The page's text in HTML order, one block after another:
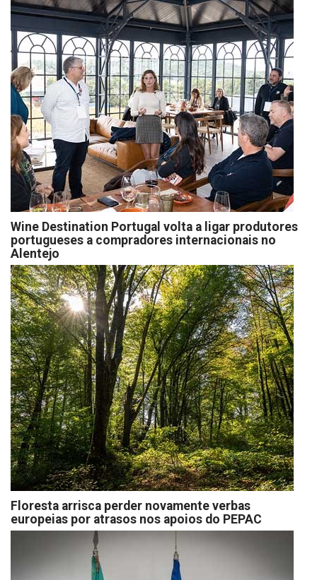
Wine Destination Portugal volta a ligar produtores
portugueses a compradores internacionais no
Alentejo
Floresta arrisca perder novamente verbas
europeias por atrasos nos apoios do PEPAC